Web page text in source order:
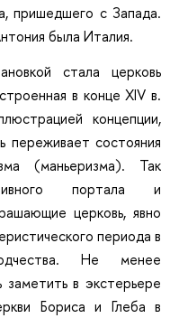
пришедшего с Запада.
была Италия.
стала церковь
в конце XIV в.
концепции,
переживает состояния
(маньеризма). Так
портала и
церковь, явно
периода в
Не менее
в экстерьере
Бориса и Глеба в